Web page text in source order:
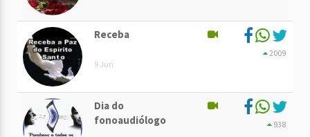
Receba
9 Jun
2009
Dia do
fonoaudiólogo
938